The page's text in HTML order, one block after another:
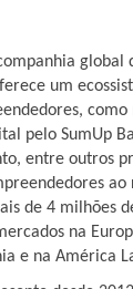
global
um
como
pelo SumUp
entre outros
ao
de 4 milhões
na
e na América